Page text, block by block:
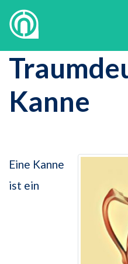
Kanne
Eine Kanne
ist ein